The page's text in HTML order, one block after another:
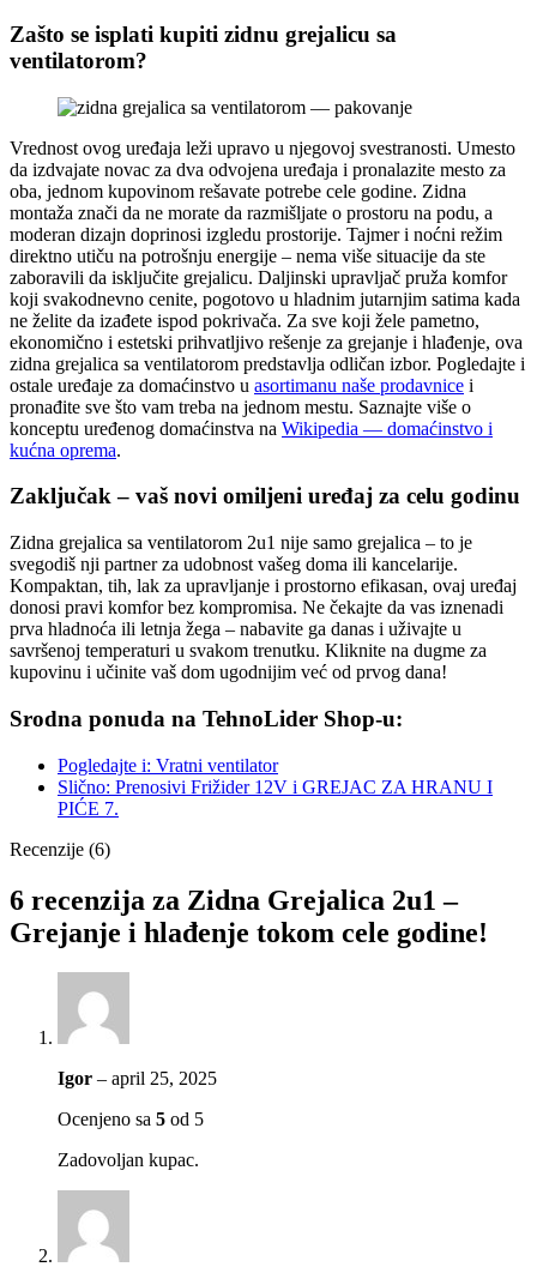
Zašto se isplati kupiti zidnu grejalicu sa
ventilatorom?
Vrednost ovog uređaja leži upravo u njegovoj svestranosti. Umesto
da izdvajate novac za dva odvojena uređaja i pronalazite mesto za
oba, jednom kupovinom rešavate potrebe cele godine. Zidna
montaža znači da ne morate da razmišljate o prostoru na podu, a
moderan dizajn doprinosi izgledu prostorije. Tajmer i noćni režim
direktno utiču na potrošnju energije – nema više situacije da ste
zaboravili da isključite grejalicu. Daljinski upravljač pruža komfor
koji svakodnevno cenite, pogotovo u hladnim jutarnjim satima kada
ne želite da izađete ispod pokrivača. Za sve koji žele pametno,
ekonomično i estetski prihvatljivo rešenje za grejanje i hlađenje, ova
zidna grejalica sa ventilatorom predstavlja odličan izbor. Pogledajte i
ostale uređaje za domaćinstvo u asortimanu naše prodavnice i
pronađite sve što vam treba na jednom mestu. Saznajte više o
konceptu uređenog domaćinstva na Wikipedia — domaćinstvo i
kućna oprema.
Zaključak – vaš novi omiljeni uređaj za celu godinu
Zidna grejalica sa ventilatorom 2u1 nije samo grejalica – to je
svegodiš nji partner za udobnost vašeg doma ili kancelarije.
Kompaktan, tih, lak za upravljanje i prostorno efikasan, ovaj uređaj
donosi pravi komfor bez kompromisa. Ne čekajte da vas iznenadi
prva hladnoća ili letnja žega – nabavite ga danas i uživajte u
savršenoj temperaturi u svakom trenutku. Kliknite na dugme za
kupovinu i učinite vaš dom ugodnijim već od prvog dana!
Srodna ponuda na TehnoLider Shop-u:
Pogledajte i: Vratni ventilator
Slično: Prenosivi Frižider 12V i GREJAC ZA HRANU I
PIĆE 7.
Recenzije (6)
6 recenzija za Zidna Grejalica 2u1 –
Grejanje i hlađenje tokom cele godine!
Igor – april 25, 2025
Ocenjeno sa 5 od 5
Zadovoljan kupac.